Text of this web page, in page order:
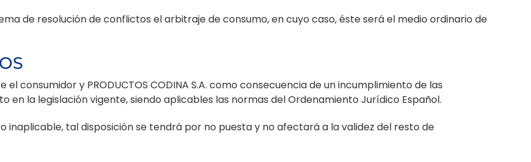
de resolución de conflictos el arbitraje de consumo, en cuyo caso, éste será el medio ordinario de
consumidor y PRODUCTOS CODINA S.A. como consecuencia de un incumplimiento de las
la legislación vigente, siendo aplicables las normas del Ordenamiento Jurídico Español.
inaplicable, tal disposición se tendrá por no puesta y no afectará a la validez del resto de